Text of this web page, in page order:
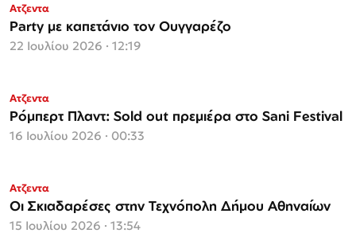
Ατζεντα
Party με καπετάνιο τον Ουγγαρέζο
22 Ιουλίου 2026 · 12:19
Ατζεντα
Ρόμπερτ Πλαντ: Sold out πρεμιέρα στο Sani Festival
16 Ιουλίου 2026 · 00:33
Ατζεντα
Οι Σκιαδαρέσες στην Τεχνόπολη Δήμου Αθηναίων
15 Ιουλίου 2026 · 13:54